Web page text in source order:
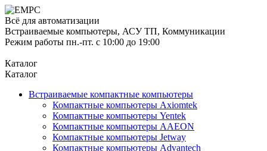
Всё для автоматизации
Встраиваемые компьютеры, АСУ ТП, Коммуникации
Режим работы пн.-пт. с 10:00 до 19:00
Каталог
Каталог
Встраиваемые компактные компьютеры
Компактные компьютеры Axiomtek
Компактные компьютеры Yentek
Компактные компьютеры AAEON
Компактные компьютеры Jetway
Компактные компьютеры Advantech